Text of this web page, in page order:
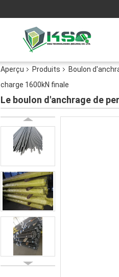
Aperçu Produits Boulon
charge 1600kN finale
Le boulon d'anchrage de